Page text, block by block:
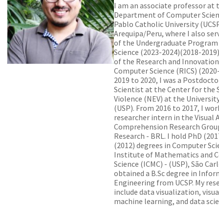
I am an associate professor at
Department of Computer
Pablo Catholic University
Arequipa/Peru, where I also
of the Undergraduate
Science (2023-2024)(2018-
of the Research and
Computer Science (RICS)
2019 to 2020, I was a
Scientist at the Center for the
Violence (NEV) at the
(USP). From 2016 to 2017, I
researcher intern in the Visual
Comprehension Research
Research - BRL. I hold PhD
(2012) degrees in Computer
Institute of Mathematics and
Science (ICMC) - (USP), São
obtained a B.Sc degree in
Engineering from UCSP. My
include data visualization,
machine learning, and data